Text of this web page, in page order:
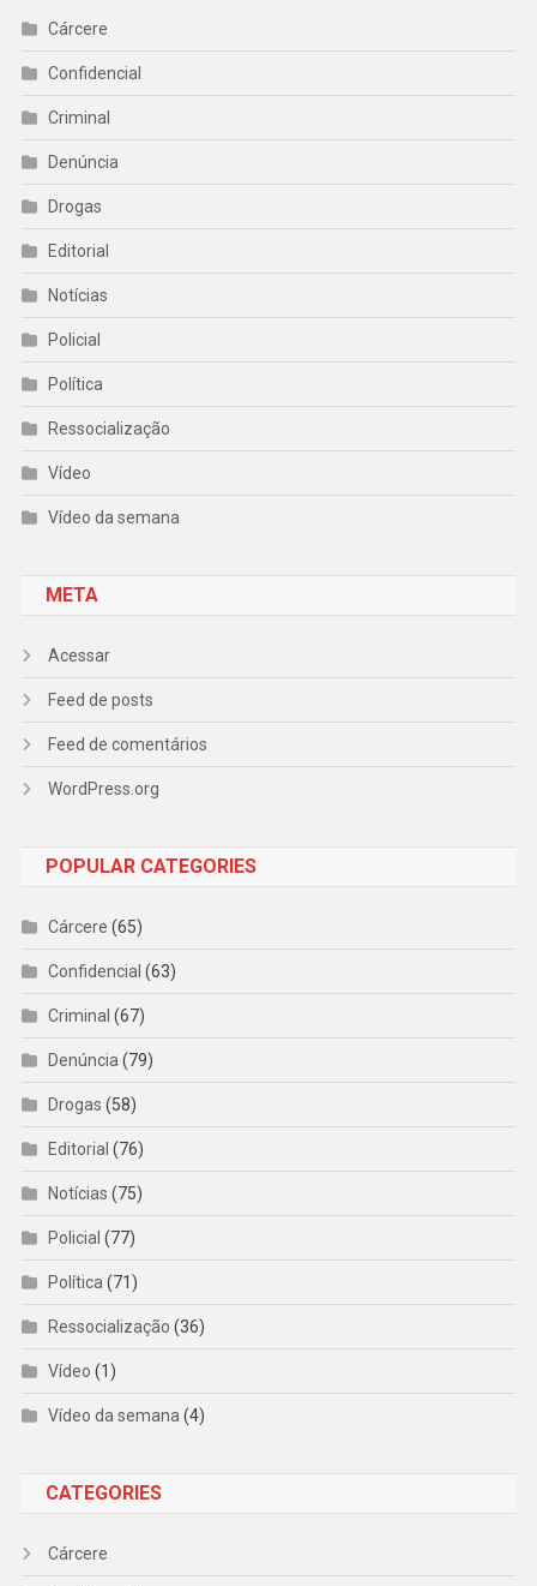
Cárcere
Confidencial
Criminal
Denúncia
Drogas
Editorial
Notícias
Policial
Política
Ressocialização
Vídeo
Vídeo da semana
META
Acessar
Feed de posts
Feed de comentários
WordPress.org
POPULAR CATEGORIES
Cárcere (65)
Confidencial (63)
Criminal (67)
Denúncia (79)
Drogas (58)
Editorial (76)
Notícias (75)
Policial (77)
Política (71)
Ressocialização (36)
Vídeo (1)
Vídeo da semana (4)
CATEGORIES
Cárcere